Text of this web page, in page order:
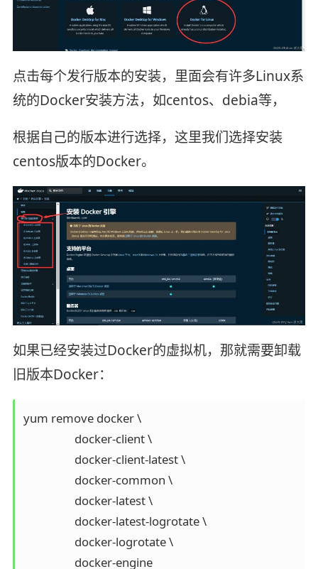
点击每个发行版本的安装，里面会有许多Linux系
统的Docker安装方法，如centos、debia等，
根据自己的版本进行选择，这里我们选择安装
centos版本的Docker。
如果已经安装过Docker的虚拟机，那就需要卸载
旧版本Docker：
yum remove docker \
                  docker-client \
                  docker-client-latest \
                  docker-common \
                  docker-latest \
                  docker-latest-logrotate \
                  docker-logrotate \
                  docker-engine